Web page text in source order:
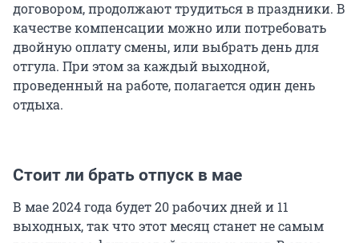
договором, продолжают трудиться в праздники. В
качестве компенсации можно или потребовать
двойную оплату смены, или выбрать день для
отгула. При этом за каждый выходной,
проведенный на работе, полагается один день
отдыха.
Стоит ли брать отпуск в мае
В мае 2024 года будет 20 рабочих дней и 11
выходных, так что этот месяц станет не самым